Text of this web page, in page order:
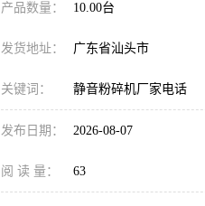
产品数量： 10.00台
发货地址： 广东省汕头市
关键词： 静音粉碎机厂家电话
发布日期： 2026-08-07
阅 读 量： 63